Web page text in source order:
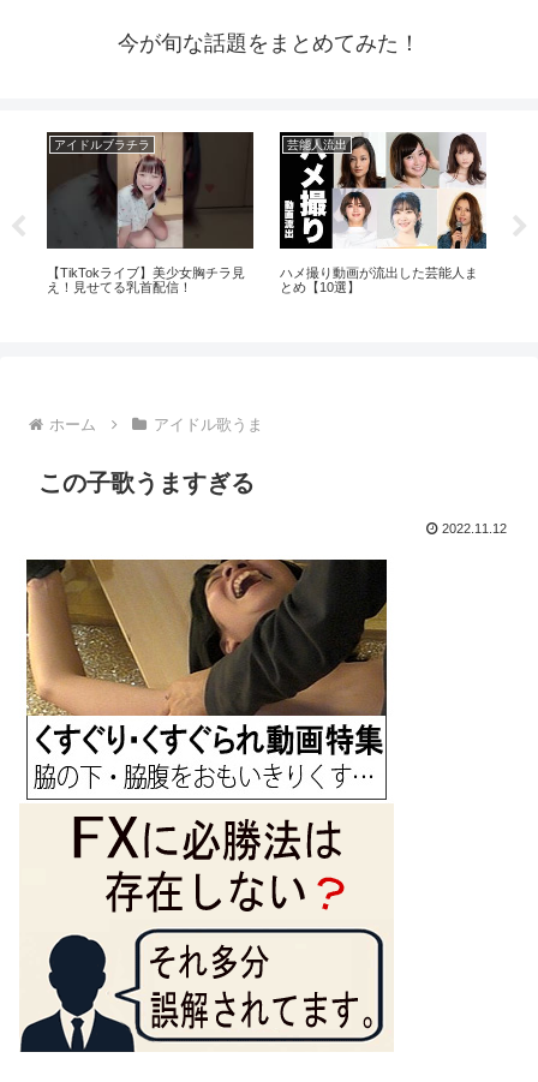
今が旬な話題をまとめてみた！
アイドルブラチラ
【TikTokライブ】美少女胸チラ見
え！見せてる乳首配信！
芸能人流出
ハメ撮り動画が流出した芸能人ま
とめ【10選】
ホーム アイドル歌うま
この子歌うますぎる
2022.11.12